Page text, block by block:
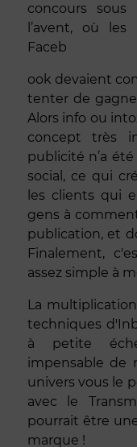
concours sous
l’avent, où
Faceb
ook devaient
tenter de
Alors info ou
concept très
publicité n’a
social, ce qui
les clients qui
gens à
publication, et
Finalement,
assez simple à
La
techniques
à petite
impensable de
univers vous le
avec le
pourrait être
marque !